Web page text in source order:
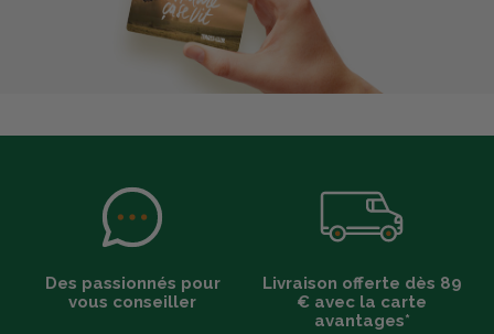
Des passionnés pour
vous conseiller
Livraison offerte dès 89
€ avec la carte
avantages*